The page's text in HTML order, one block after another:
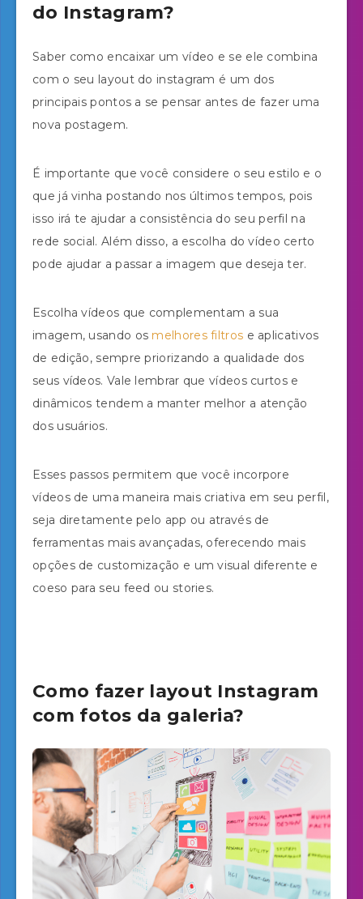
do Instagram?
Saber como encaixar um vídeo e se ele combina
com o seu layout do instagram é um dos
principais pontos a se pensar antes de fazer uma
nova postagem.
É importante que você considere o seu estilo e o
que já vinha postando nos últimos tempos, pois
isso irá te ajudar a consistência do seu perfil na
rede social. Além disso, a escolha do vídeo certo
pode ajudar a passar a imagem que deseja ter.
Escolha vídeos que complementam a sua
imagem, usando os melhores filtros e aplicativos
de edição, sempre priorizando a qualidade dos
seus vídeos. Vale lembrar que vídeos curtos e
dinâmicos tendem a manter melhor a atenção
dos usuários.
Esses passos permitem que você incorpore
vídeos de uma maneira mais criativa em seu perfil,
seja diretamente pelo app ou através de
ferramentas mais avançadas, oferecendo mais
opções de customização e um visual diferente e
coeso para seu feed ou stories.
Como fazer layout Instagram
com fotos da galeria?